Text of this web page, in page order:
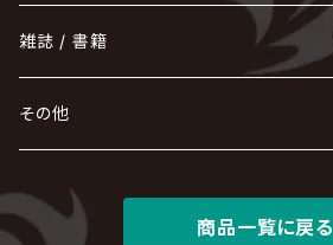
アリス九號. / ALICE NINE. / A9
cali≠gari
黒夢
ジグソウ
シド
JAKIGAN MEISTER
SPLENDID GOD GIRAFFE
SLAPSLY / CHIYU
逹瑯
DAVID / SUI / 縁
DARRELL
DEXCORE
Dolly
NOCTURNAL BLOODLUST
薔薇の宮殿
BAROQUE
HIDE-ZOU
Plastic Tree
THE BEETHOVEN
HELLBROTH / ヘルブロス
POIDOL
HOLLOWGRAM
マツタケワークス
美良政次
メトロノーム
MERRY / メリー
も
THE MORTAL
ユナイト
Rides In ReVellion
La'veil MizeriA
Leetspeak monsters
Ricky
RENAME
る
Ruiza
れ
wyse
我が為
雑誌 / 書籍
hévn
その他
商品一覧に戻る